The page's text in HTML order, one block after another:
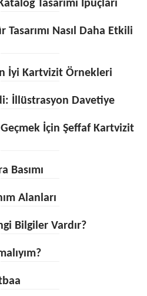
Tasarımı İpuçları
Nasıl Daha Etkili
İyi Kartvizit Örnekleri
İllüstrasyon Davetiye
İçin Şeffaf Kartvizit
Basımı
Alanları
Bilgiler Vardır?